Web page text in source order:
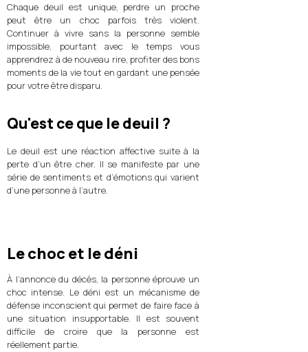
Chaque deuil est unique, perdre un proche
peut être un choc parfois très violent.
Continuer à vivre sans la personne semble
impossible, pourtant avec le temps vous
apprendrez à de nouveau rire, profiter des bons
moments de la vie tout en gardant une pensée
pour votre être disparu.
Qu'est ce que le deuil ?
Le deuil est une réaction affective suite à la
perte d’un être cher. Il se manifeste par une
série de sentiments et d’émotions qui varient
d’une personne à l’autre.
Le choc et le déni
À l’annonce du décès, la personne éprouve un
choc intense. Le déni est un mécanisme de
défense inconscient qui permet de faire face à
une situation insupportable. Il est souvent
difficile de croire que la personne est
réellement partie.